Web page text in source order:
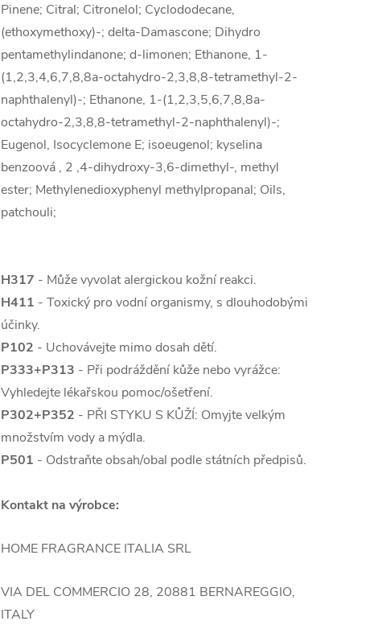
Pinene; Citral; Citronelol; Cyclododecane,
(ethoxymethoxy)-; delta-Damascone; Dihydro
pentamethylindanone; d-limonen; Ethanone, 1-
(1,2,3,4,6,7,8,8a-octahydro-2,3,8,8-tetramethyl-2-
naphthalenyl)-; Ethanone, 1-(1,2,3,5,6,7,8,8a-
octahydro-2,3,8,8-tetramethyl-2-naphthalenyl)-;
Eugenol, Isocyclemone E; isoeugenol; kyselina
benzoová , 2 ,4-dihydroxy-3,6-dimethyl-, methyl
ester; Methylenedioxyphenyl methylpropanal; Oils,
patchouli;
H317 - Může vyvolat alergickou kožní reakci.
H411 - Toxický pro vodní organismy, s dlouhodobými
účinky.
P102 - Uchovávejte mimo dosah dětí.
P333+P313 - Při podráždění kůže nebo vyrážce:
Vyhledejte lékařskou pomoc/ošetření.
P302+P352 - PŘI STYKU S KŮŽÍ: Omyjte velkým
množstvím vody a mýdla.
P501 - Odstraňte obsah/obal podle státních předpisů.
Kontakt na výrobce:
HOME FRAGRANCE ITALIA SRL
VIA DEL COMMERCIO 28, 20881 BERNAREGGIO,
ITALY